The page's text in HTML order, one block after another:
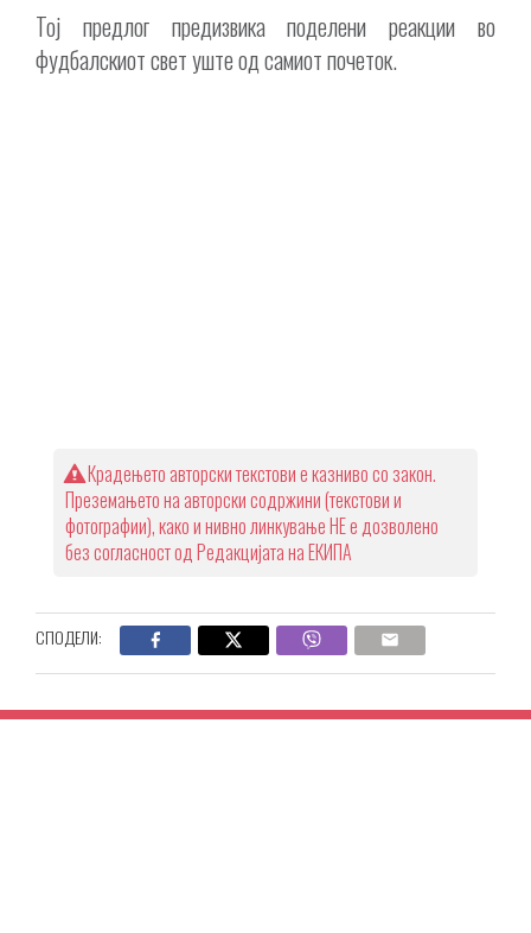
Тој предлог предизвика поделени реакции во
фудбалскиот свет уште од самиот почеток.
Крадењето авторски текстови е казниво со закон.
Преземањето на авторски содржини (текстови и
фотографии), како и нивно линкување НЕ е дозволено
без согласност од Редакцијата на ЕКИПА
СПОДЕЛИ: